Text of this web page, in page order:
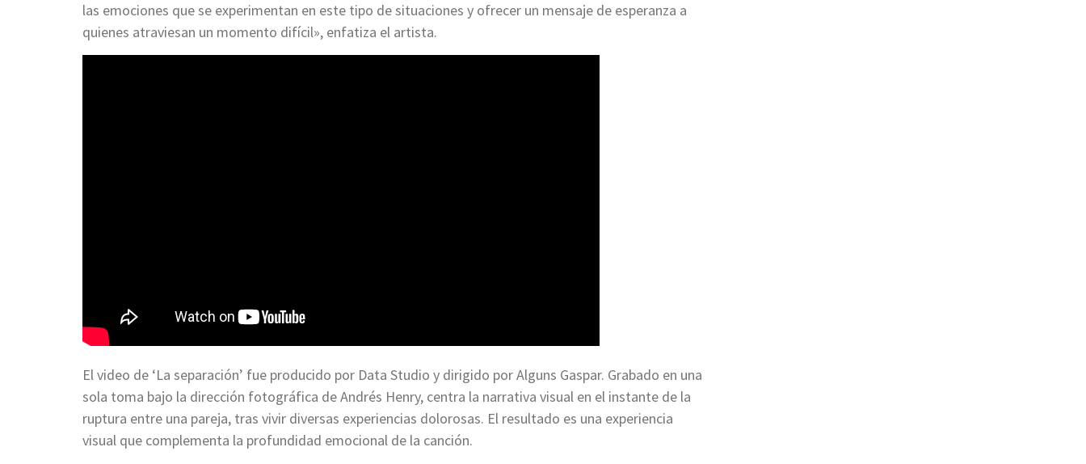
las emociones que se experimentan en este tipo de situaciones y ofrecer un mensaje de esperanza a
quienes atraviesan un momento difícil», enfatiza el artista.
El video de ‘La separación’ fue producido por Data Studio y dirigido por Alguns Gaspar. Grabado en una
sola toma bajo la dirección fotográfica de Andrés Henry, centra la narrativa visual en el instante de la
ruptura entre una pareja, tras vivir diversas experiencias dolorosas. El resultado es una experiencia
visual que complementa la profundidad emocional de la canción.